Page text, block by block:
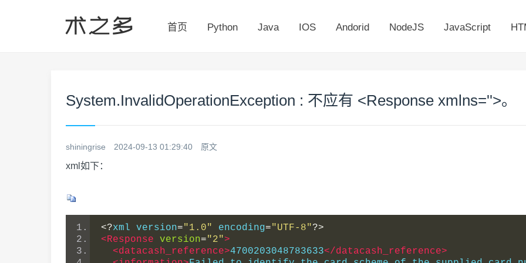
首页 Python Java IOS Andorid NodeJS JavaScript
System.InvalidOperationException : 不应有 <Response xmlns=''>。
shiningrise 2024-09-13 01:29:40 原文
xml如下：
<?xml version="1.0" encoding="UTF-8"?>
<Response
version="2">
<datacash_reference>4700203048783633</datacash_reference>